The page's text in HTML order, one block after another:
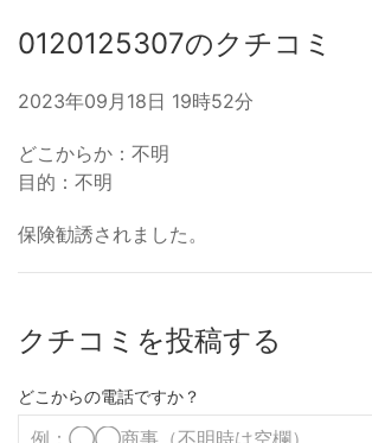
0120125307のクチコミ
2023年09月18日 19時52分
どこからか：不明
目的：不明
保険勧誘されました。
クチコミを投稿する
どこからの電話ですか？